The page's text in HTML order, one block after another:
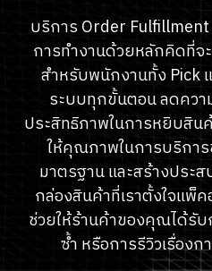
บริการ Order
การทำงานด้วยหลักคิดที่จ
สำหรับพนักงานทั้ง Pick
ระบบทุกขั้นตอน ลดคว
ประสิทธิภาพในการหยิบสิน
ให้คุณภาพในการบริกา
มาตรฐาน และสร้างประ
กล่องสินค้าที่เราตั้งใจแพ็
ช่วยให้ร้านค้าของคุณได้รั
ซ้ำ หรือการรีวิวเรื่อง